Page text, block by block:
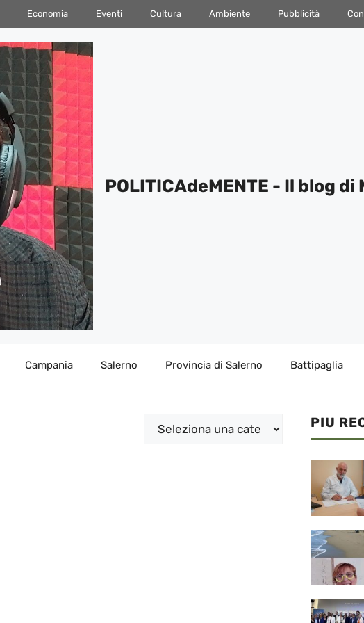
Economia Eventi Cultura Ambiente Pubblicità
POLITICAdeMENTE - Il blog di
Campania Salerno Provincia di Salerno Battipaglia
Categorie PIU